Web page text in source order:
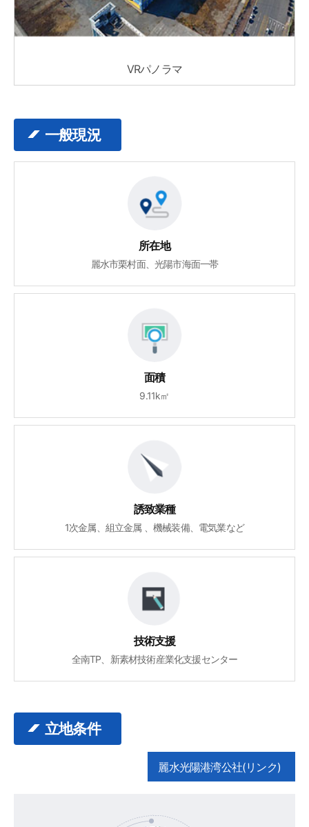
VRパノラマ
一般現況
所在地
麗水市栗村面、光陽市海面一帯
面積
9.11k㎡
誘致業種
1次金属、組立金属 、機械装備、電気業など
技術支援
全南TP、新素材技術産業化支援センター
立地条件
麗水光陽港湾公社(リンク)